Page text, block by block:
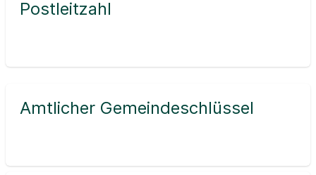
Postleitzahl
Amtlicher Gemeindeschlüssel